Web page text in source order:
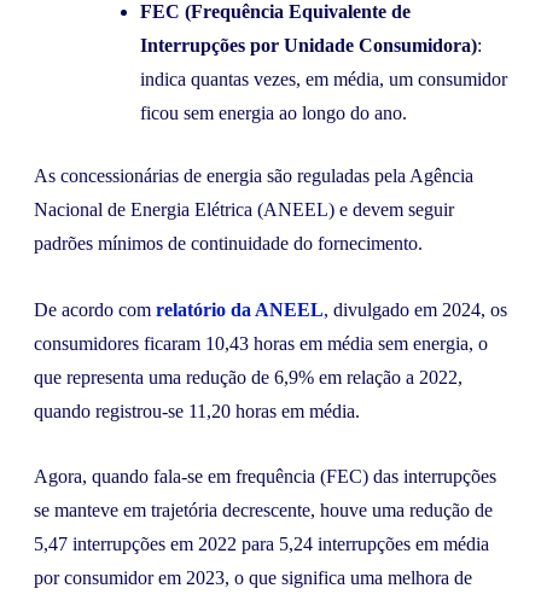
FEC (Frequência Equivalente de
Interrupções por Unidade Consumidora):
indica quantas vezes, em média, um consumidor
ficou sem energia ao longo do ano.
As concessionárias de energia são reguladas pela Agência
Nacional de Energia Elétrica (ANEEL) e devem seguir
padrões mínimos de continuidade do fornecimento.
De acordo com relatório da ANEEL, divulgado em 2024, os
consumidores ficaram 10,43 horas em média sem energia, o
que representa uma redução de 6,9% em relação a 2022,
quando registrou-se 11,20 horas em média.
Agora, quando fala-se em frequência (FEC) das interrupções
se manteve em trajetória decrescente, houve uma redução de
5,47 interrupções em 2022 para 5,24 interrupções em média
por consumidor em 2023, o que significa uma melhora de